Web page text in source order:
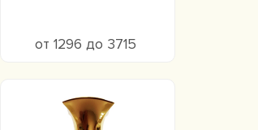
от 1296 до 3715